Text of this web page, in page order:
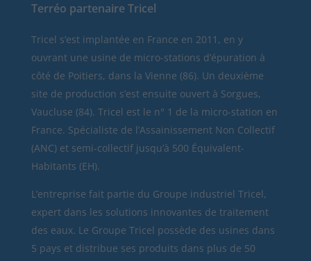
Terréo partenaire Tricel
Tricel s’est implantée en France en 2011, en y
ouvrant une usine de micro-stations d’épuration à
côté de Poitiers, dans la Vienne (86). Un deuxième
site de production s’est ensuite ouvert à Sorgues,
Vaucluse (84). Tricel est le n° 1 de la micro-station en
France. Spécialiste de l’Assainissement Non Collectif
(ANC) et semi-collectif jusqu’à 500 Équivalent-
Habitants (EH).
L’entreprise fait partie du Groupe industriel Tricel,
expert dans les solutions innovantes de traitement
des eaux. Le Groupe Tricel possède des usines dans
5 pays et distribue ses produits dans plus de 50